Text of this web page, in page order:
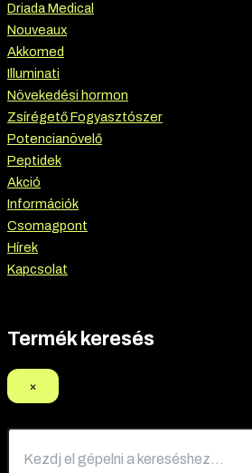
Driada Medical
Nouveaux
Akkomed
Illuminati
Növekedési hormon
Zsírégető Fogyasztószer
Potencianövelő
Peptidek
Akció
Információk
Csomagpont
Hírek
Kapcsolat
Termék keresés
×